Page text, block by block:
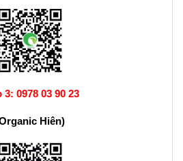
3: 0978 03 90 23
Hiên)